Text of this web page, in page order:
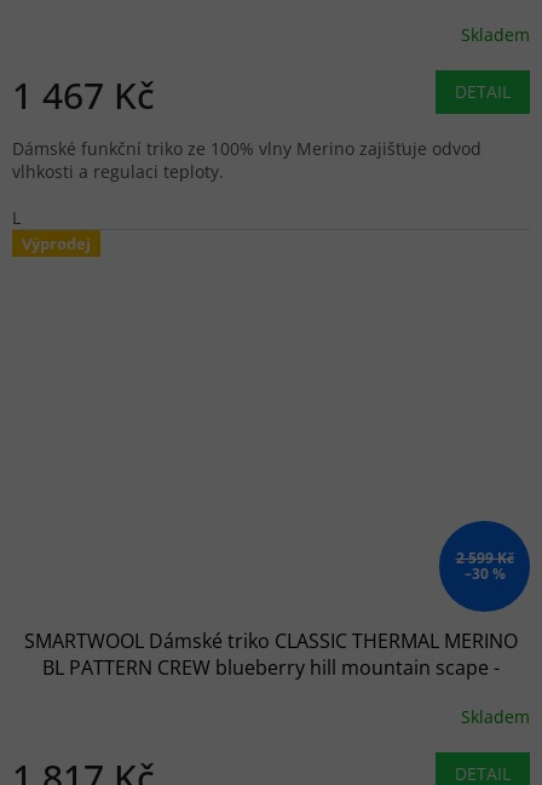
Skladem
1 467 Kč DETAIL
Dámské funkční triko ze 100% vlny Merino zajišťuje odvod
vlhkosti a regulaci teploty.
L
Výprodej
2 599 Kč
–30 %
SMARTWOOL Dámské triko CLASSIC THERMAL MERINO
BL PATTERN CREW blueberry hill mountain scape -
Skladem
DETAIL